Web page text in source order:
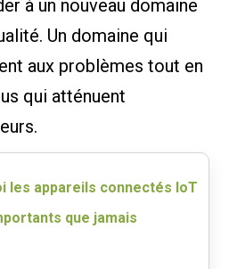
à un nouveau domaine
Un domaine qui
aux problèmes tout en
qui atténuent
les appareils connectés IoT
que jamais